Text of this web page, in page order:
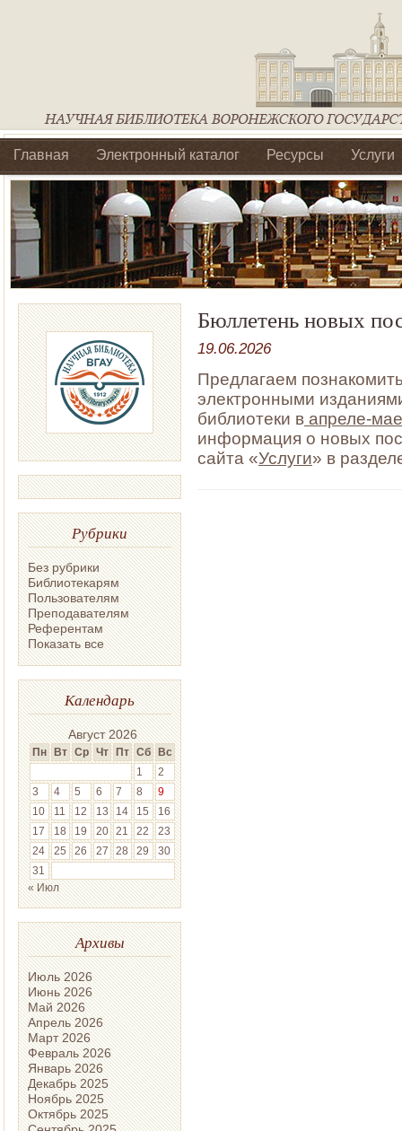
Главная Электронный каталог Ресурсы Услуги
Библиотеки регионального отделения Ассоциации
Рубрики
Без рубрики
Библиотекарям
Пользователям
Преподавателям
Референтам
Показать все
Календарь
Август 2026
Пн Вт Ср Чт Пт Сб Вс
1
2
3
4 5 6 7 8
9
10
11 12 13 14 15
16
17
18 19 20 21 22
23
24
25 26 27 28 29
30
31
« Июл
Архивы
Июль 2026
Июнь 2026
Май 2026
Апрель 2026
Март 2026
Февраль 2026
Январь 2026
Декабрь 2025
Ноябрь 2025
Октябрь 2025
Бюллетень новых
19.06.2026
Предлагаем
электронными
библиотеки в апреле-
информация о новых
сайта «Услуги» в